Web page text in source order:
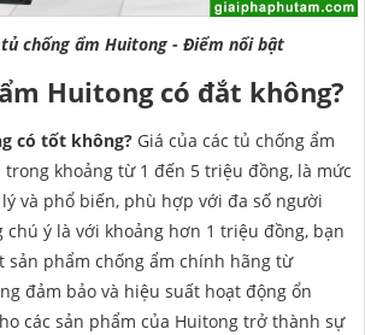
tủ chống ẩm Huitong - Điểm nổi bật
Huitong có đắt không?
có tốt không? Giá của các tủ chống ẩm
khoảng từ 1 đến 5 triệu đồng, là mức
và phổ biến, phù hợp với đa số người
ý là với khoảng hơn 1 triệu đồng, bạn
sản phẩm chống ẩm chính hãng từ
đảm bảo và hiệu suất hoạt động ổn
các sản phẩm của Huitong trở thành sự